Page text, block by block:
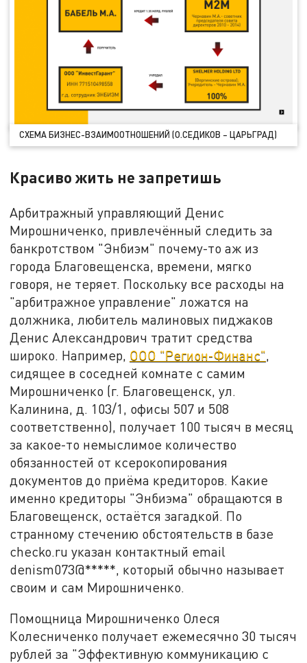
СХЕМА БИЗНЕС-ВЗАИМООТНОШЕНИЙ (О.СЕДИКОВ – ЦАРЬГРАД)
Красиво жить не запретишь
Арбитражный управляющий Денис
Мирошниченко, привлечённый следить за
банкротством "Энбиэм" почему-то аж из
города Благовещенска, времени, мягко
говоря, не теряет. Поскольку все расходы на
"арбитражное управление" ложатся на
должника, любитель малиновых пиджаков
Денис Александрович тратит средства
широко. Например, ООО "Регион-Финанс",
сидящее в соседней комнате с самим
Мирошниченко (г. Благовещенск, ул.
Калинина, д. 103/1, офисы 507 и 508
соответственно), получает 100 тысяч в месяц
за какое-то немыслимое количество
обязанностей от ксерокопирования
документов до приёма кредиторов. Какие
именно кредиторы "Энбиэма" обращаются в
Благовещенск, остаётся загадкой. По
странному стечению обстоятельств в базе
checko.ru указан контактный email
denism073@*****, который обычно называет
своим и сам Мирошниченко.
Помощница Мирошниченко Олеся
Колесниченко получает ежемесячно 30 тысяч
рублей за "Эффективную коммуникацию с